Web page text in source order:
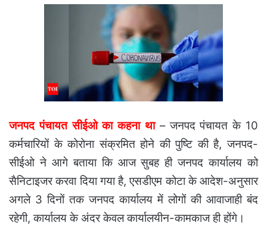
जनपद पंचायत सीईओ का कहना था – जनपद पंचायत के 10
कर्मचारियों के कोरोना संक्रमित होने की पुष्टि की है, जनपद-
सीईओ ने आगे बताया कि आज सुबह ही जनपद कार्यालय को
सैनिटाइजर करवा दिया गया है, एसडीएम कोटा के आदेश-अनुसार
अगले 3 दिनों तक जनपद कार्यालय में लोगों की आवाजाही बंद
रहेगी, कार्यालय के अंदर केवल कार्यालयीन-कामकाज ही होंगे।